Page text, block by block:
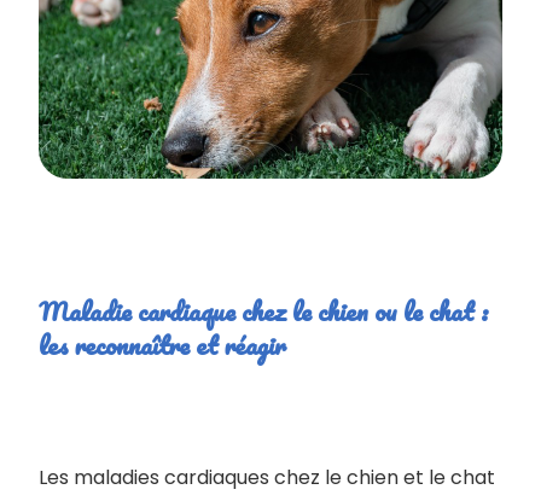
Maladie cardiaque chez le chien ou le chat :
les reconnaître et réagir
Les maladies cardiaques chez le chien et le chat